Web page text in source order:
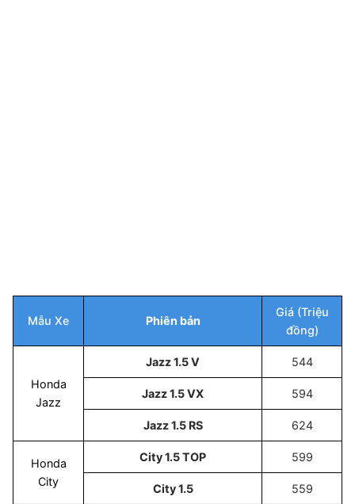
Mẫu Xe Phiên bản
Giá (Triệu
đồng)
Honda
Jazz
Jazz 1.5 V 544
Jazz 1.5 VX 594
Jazz 1.5 RS 624
Honda
City
City 1.5 TOP 599
City 1.5 559